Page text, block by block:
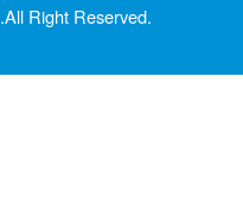
Right Reserved.